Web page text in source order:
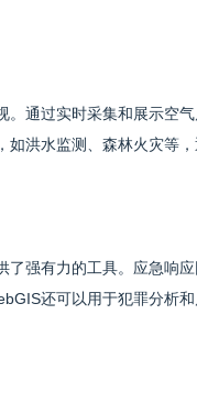
。通过实时采集和展示空
如洪水监测、森林火灾等
了强有力的工具。应急响
还可以用于犯罪分析